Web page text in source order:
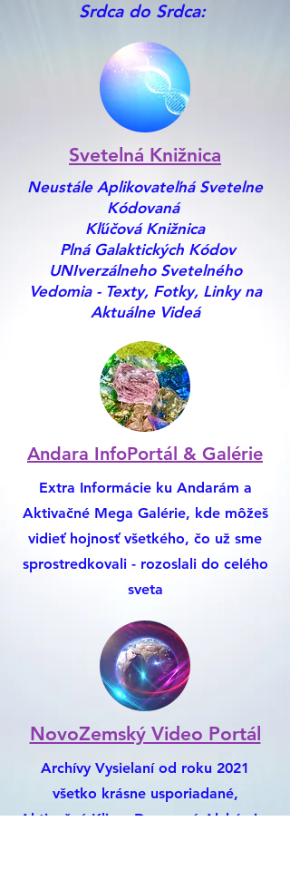
Srdca do Srdca:
Svetelná Knižnica
Neustále Aplikovateľná Svetelne
Kódovaná
Kľúčová Knižnica
Plná Galaktických Kódov
UNIverzálneho Svetelného
Vedomia - Texty, Fotky, Linky na
Aktuálne Videá
Andara InfoPortál & Galérie
Extra Informácie ku Andarám a
Aktivačné Mega Galérie, kde môžeš
vidieť hojnosť všetkého, čo už sme
sprostredkovali - rozoslali do celého
sveta
NovoZemský Video Portál
Archívy Vysielaní od roku 2021
všetko krásne usporiadané,
Aktivačné Klipy, Darovaná Alchýmia,